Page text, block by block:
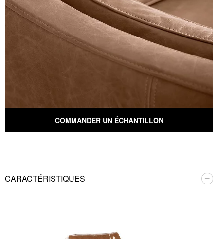
COMMANDER UN ÉCHANTILLON
CARACTÉRISTIQUES